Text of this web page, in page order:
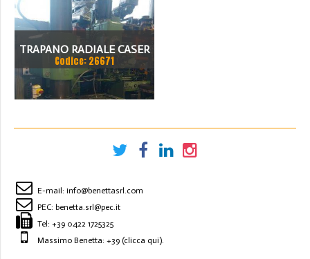
TRAPANO RADIALE CASER
DA 1000 X 35 COMPLETO DI
CUBO E MORSA
Codice: 26671
E-mail: info@benettasrl.com
PEC: benetta.srl@pec.it
Tel: +39 0422 1725325
Massimo Benetta: +39 (clicca qui).